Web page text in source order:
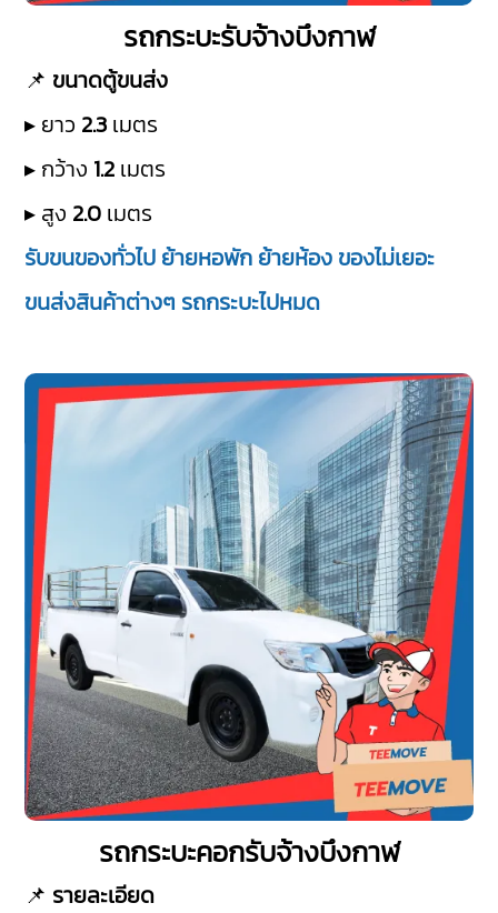
รถกระบะรับจ้างบึงกาฬ
📌 ขนาดตู้ขนส่ง
▸ ยาว 2.3 เมตร
▸ กว้าง 1.2 เมตร
▸ สูง 2.0 เมตร
รับขนของทั่วไป ย้ายหอพัก ย้ายห้อง ของไม่เยอะ
ขนส่งสินค้าต่างๆ รถกระบะไปหมด
รถกระบะคอกรับจ้างบึงกาฬ
📌 รายละเอียด